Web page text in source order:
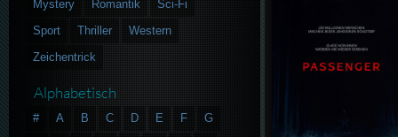
Mystery
Romantik
Sci-Fi
Sport
Thriller
Western
Zeichentrick
Alphabetisch
# A B C D E F
G